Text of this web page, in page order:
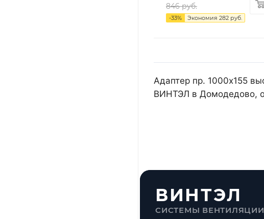
846руб.
-33% Экономия 282 руб.
Адаптер пр. 1000х155
ВИНТЭЛ в Домодедово,
ВИНТЭЛ
СИСТЕМЫ ВЕНТИЛЯЦИИ